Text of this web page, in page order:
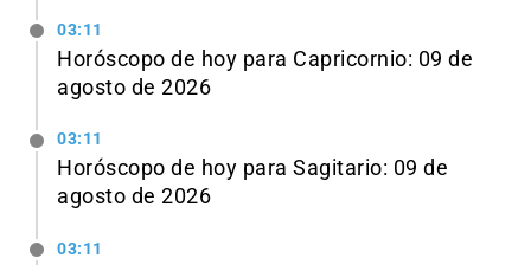
03:11
Horóscopo de hoy para Capricornio: 09 de
agosto de 2026
03:11
Horóscopo de hoy para Sagitario: 09 de
agosto de 2026
03:11